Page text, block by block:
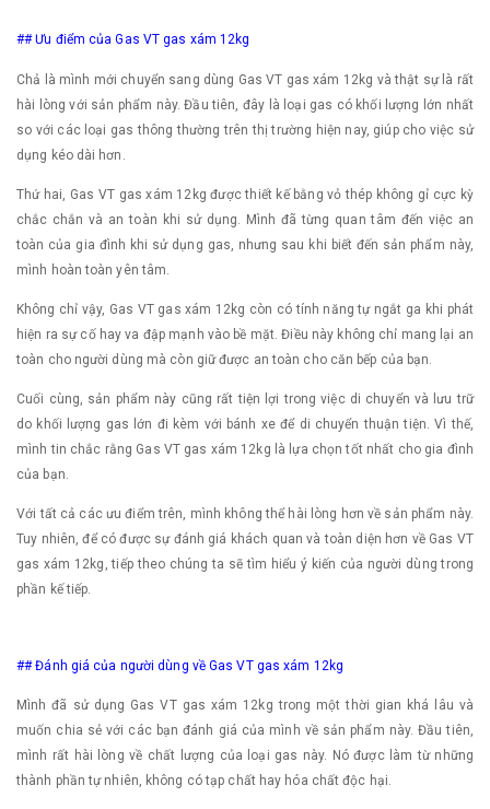
## Ưu điểm của Gas VT gas xám 12kg
Chả là mình mới chuyển sang dùng Gas VT gas xám 12kg và thật sự là rất
hài lòng với sản phẩm này. Đầu tiên, đây là loại gas có khối lượng lớn nhất
so với các loại gas thông thường trên thị trường hiện nay, giúp cho việc sử
dụng kéo dài hơn.
Thứ hai, Gas VT gas xám 12kg được thiết kế bằng vỏ thép không gỉ cực kỳ
chắc chắn và an toàn khi sử dụng. Mình đã từng quan tâm đến việc an
toàn của gia đình khi sử dụng gas, nhưng sau khi biết đến sản phẩm này,
mình hoàn toàn yên tâm.
Không chỉ vậy, Gas VT gas xám 12kg còn có tính năng tự ngắt ga khi phát
hiện ra sự cố hay va đập mạnh vào bề mặt. Điều này không chỉ mang lại an
toàn cho người dùng mà còn giữ được an toàn cho căn bếp của bạn.
Cuối cùng, sản phẩm này cũng rất tiện lợi trong việc di chuyển và lưu trữ
do khối lượng gas lớn đi kèm với bánh xe để di chuyển thuận tiện. Vì thế,
mình tin chắc rằng Gas VT gas xám 12kg là lựa chọn tốt nhất cho gia đình
của bạn.
Với tất cả các ưu điểm trên, mình không thể hài lòng hơn về sản phẩm này.
Tuy nhiên, để có được sự đánh giá khách quan và toàn diện hơn về Gas VT
gas xám 12kg, tiếp theo chúng ta sẽ tìm hiểu ý kiến của người dùng trong
phần kế tiếp.
## Đánh giá của người dùng về Gas VT gas xám 12kg
Mình đã sử dụng Gas VT gas xám 12kg trong một thời gian khá lâu và
muốn chia sẻ với các bạn đánh giá của mình về sản phẩm này. Đầu tiên,
mình rất hài lòng về chất lượng của loại gas này. Nó được làm từ những
thành phần tự nhiên, không có tạp chất hay hóa chất độc hại.